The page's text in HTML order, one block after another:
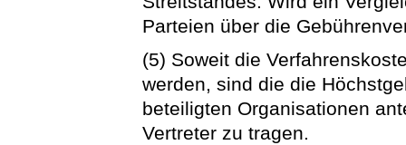
Parteien über die
(5) Soweit die
werden, sind die die
beteiligten Organisationen
Vertreter zu tragen.